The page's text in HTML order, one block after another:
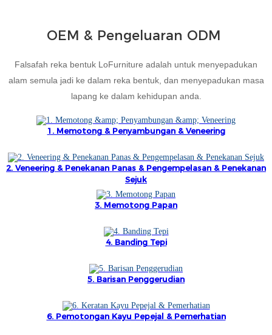
پښتو
Slovenčina
Точики
Shqip
Bosanski
Lëtzebuergesch
हिन्दी
OEM & Pengeluaran ODM
Falsafah reka bentuk LoFurniture adalah untuk menyepadukan
alam semula jadi ke dalam reka bentuk, dan menyepadukan masa
lapang ke dalam kehidupan anda.
1. Memotong & Penyambungan & Veneering
2. Veneering & Penekanan Panas & Pengempelasan & Penekanan
Sejuk
3. Memotong Papan
4. Banding Tepi
5. Barisan Penggerudian
6. Pemotongan Kayu Pepejal & Pemerhatian